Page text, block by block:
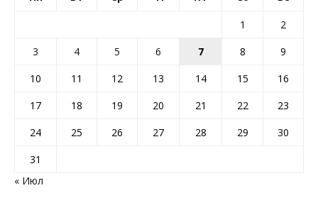
1
2
3
4 5 6 7 8
9
10
11 12 13 14 15
16
17
18 19 20 21 22
23
24
25 26 27 28 29
30
31
« Июл